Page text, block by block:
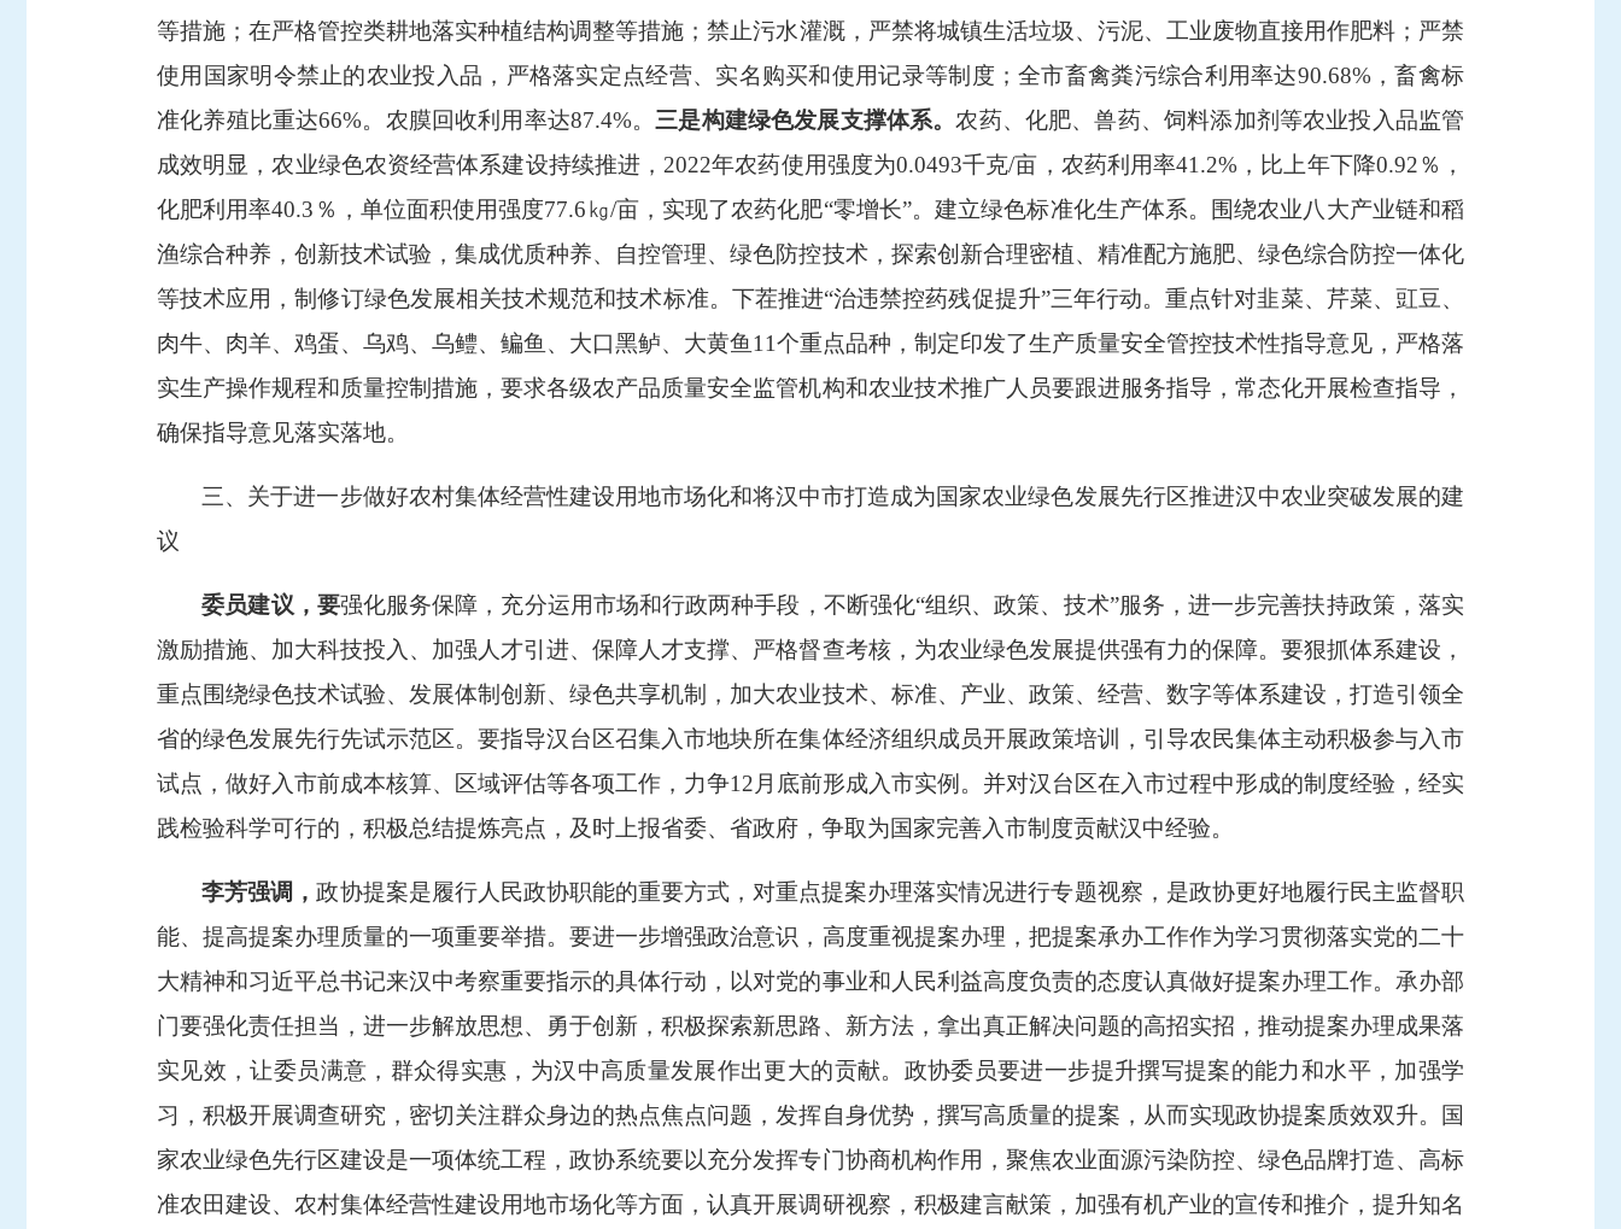
等措施；在严格管控类耕地落实种植结构调整等措施 ；禁止污水灌溉，严禁将城镇生活垃圾、污泥、工业废物直接用作肥料； 严禁
使用国家明令禁止的农业投入品，严格落实定点经营、实名购买和使用记录等制度 ； 全市畜禽粪污综合利用率达90.68%，畜禽标
准化养殖比重达66%。农膜回收利用率达87.4%。 三是构建绿色发展支撑体系。农药、化肥、兽药、饲料添加剂等农业投入品监管
成效明显，农业绿色农资经营体系建设持续推进， 2022年农药使用强度为0.0493千克/亩，农药利用率41.2% ，比上年下降0.92％，
化肥利用率40.3 ％，单位面积使用强度77.6 ㎏/亩，实现了农药化肥“零增长”。建立绿色标准化生产体系。围绕农业八大产业链和稻
渔综合种养，创新技术试验，集成优质种养、自控管理、绿色防控技术，探索创新合理密植、精准配方施肥、绿色综合防控一体化
等技术应用，制修订绿色发展相关技术规范和技术标准。下茬推进“治违禁控药残促提升”三年行动。重点针对韭菜、芹菜、豇豆、
肉牛、肉羊、鸡蛋、乌鸡、乌鳢、鳊鱼、大口黑鲈、大黄鱼11个重点品种，制定印发了生产质量安全管控技术性指导意见，严格落
实生产操作规程和质量控制措施，要求各级农产品质量安全监管机构和农业技术推广人员要跟进服务指导，常态化开展检查指导，
确保指导意见落实落地。
三、关于进一步做好农村集体经营性建设用地市场化和将汉中市打造成为国家农业绿色发展先行区推进汉中农业突破发展的建
议
委员建议，要强化服务保障，充分运用市场和行政两种手段，不断强化“组织、政策、技术”服务，进一步完善扶持政策，落实
激励措施、加大科技投入、加强人才引进、保障人才支撑、严格督查考核，为农业绿色发展提供强有力的保障。要狠抓体系建设，
重点围绕绿色技术试验、发展体制创新、绿色共享机制，加大农业技术、标准、产业、政策、经营、数字等体系建设，打造引领全
省的绿色发展先行先试示范区。要指导汉台区召集入市地块所在集体经济组织成员开展政策培训，引导农民集体主动积极参与入市
试点，做好入市前成本核算、区域评估等各项工作，力争12月底前形成入市实例。并对汉台区在入市过程中形成的制度经验，经实
践检验科学可行的，积极总结提炼亮点，及时上报省委、省政府，争取为国家完善入市制度贡献汉中经验。
李芳强调，政协提案是履行人民政协职能的重要方式，对重点提案办理落实情况进行专题视察，是政协更好地履行民主监督职
能、提高提案办理质量的一项重要举措。要进一步增强政治意识，高度重视提案办理，把提案承办工作作为学习贯彻落实党的二十
大精神和习近平总书记来汉中考察重要指示的具体行动，以对党的事业和人民利益高度负责的态度认真做好提案办理工作。承办部
门要强化责任担当，进一步解放思想、勇于创新，积极探索新思路、新方法，拿出真正解决问题的高招实招，推动提案办理成果落
实见效，让委员满意，群众得实惠，为汉中高质量发展作出更大的贡献。政协委员要进一步提升撰写提案的能力和水平，加强学
习，积极开展调查研究，密切关注群众身边的热点焦点问题，发挥自身优势，撰写高质量的提案，从而实现政协提案质效双升。国
家农业绿色先行区建设是一项体统工程，政协系统要以充分发挥专门协商机构作用，聚焦农业面源污染防控、绿色品牌打造、高标
准农田建设、农村集体经营性建设用地市场化等方面，认真开展调研视察，积极建言献策，加强有机产业的宣传和推介，提升知名